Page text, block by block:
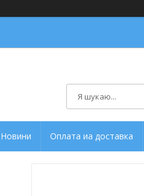
Новини Оплата иа доставка